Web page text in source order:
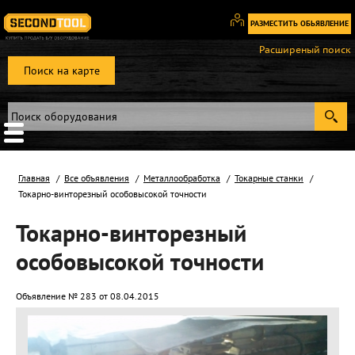
РАЗМЕСТИТЬ ОБЬЯВЛЕНИЕ
Вход
Регистрация
Поиск на карте
Расширеный поиск
Главная Все объявления Металлообработка
Токарные станки
Токарно-винторезный особовысокой точности
Токарно-винторезный
особовысокой точности
Объявление № 283 от 08.04.2015